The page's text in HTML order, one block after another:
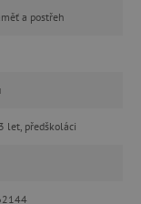
a postřeh
let, předškoláci